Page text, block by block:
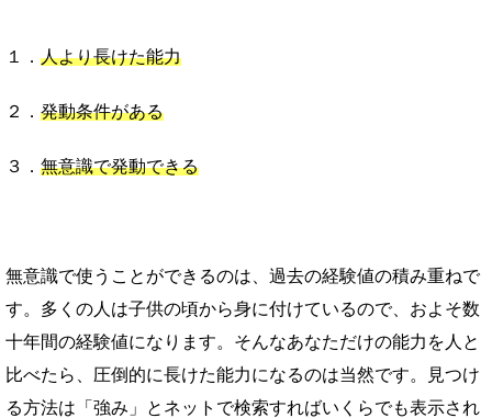
１． 人より長けた能力
２． 発動条件がある
３． 無意識で発動できる
無意識で使うことができるのは、過去の経験値の積み重ねで
す。 多くの人は子供の頃から身に付けているので、およそ数
十年間の経験値になります。 そんなあなただけの能力を人と
比べたら、圧倒的に長けた能力になるのは当然です。
見つけ
る方法は「強み」とネットで検索すればいくらでも表示され